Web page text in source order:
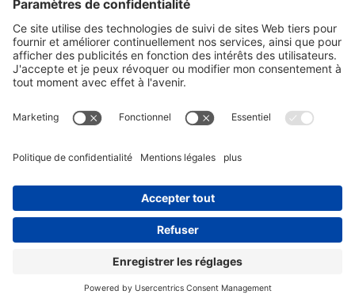
Votre e-maill*
Oui, je confirme que je souhaite recevoir la newsletter de REO
AG et que je suis informé du traitement de mes données.
Nous utilisons Sendinblue comme plateforme de marketing. En
pour être traitées conformément auxconditions d'utilisation
© Copyright - REO AG |Politique de confidentialité|Mentions